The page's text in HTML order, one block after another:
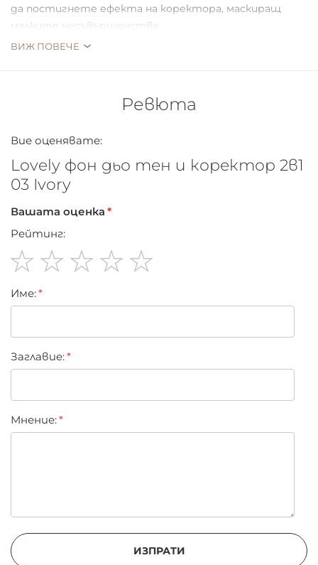
да постигнете ефекта на коректора, маскиращ
малките несъвършенства.
ВИЖ ПОВЕЧЕ
Ревюта
Вие оценявате:
Lovely фон дьо тен и коректор 2в1
03 Ivory
Вашата оценка
Рейтинг:
star
stars
stars
stars
stars
Име:
Заглавиe:
Мнение:
ИЗПРАТИ